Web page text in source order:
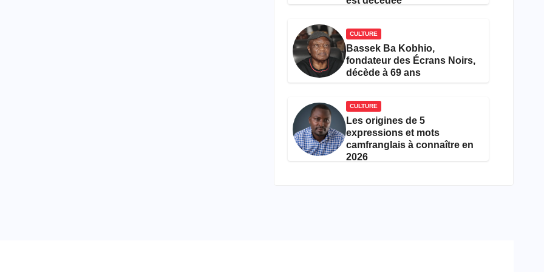
CULTURE
Bassek Ba Kobhio,
fondateur des Écrans Noirs,
décède à 69 ans
CULTURE
Les origines de 5
expressions et mots
camfranglais à connaître en
2026